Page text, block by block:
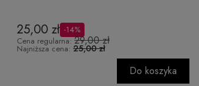
25,00 zł -14%
Cena regularna: 29,00 zł
Najniższa cena: 25,00 zł
Do koszyka